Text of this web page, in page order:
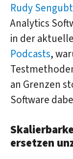
Rudy
Analytics
in der
Podcasts,
an Grenzen
Software
ersetzen